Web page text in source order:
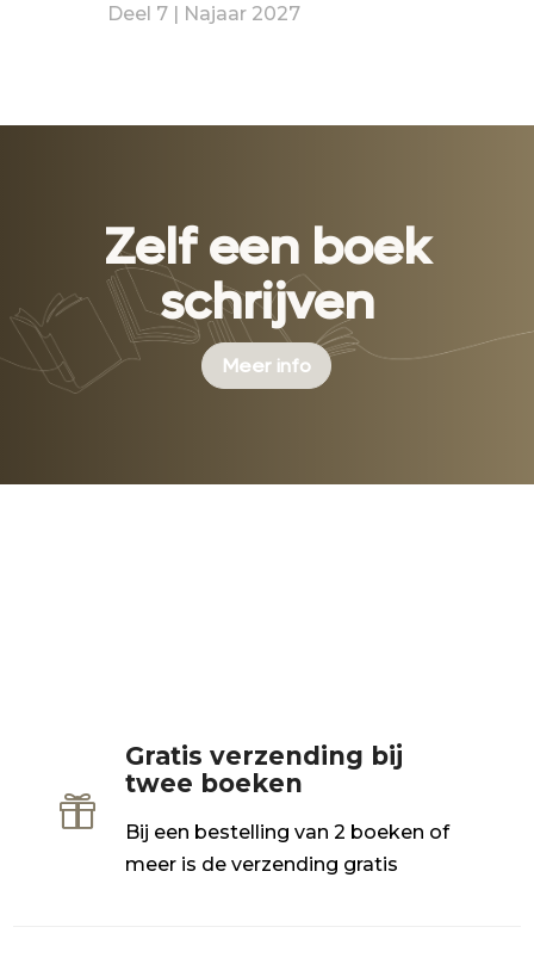
Deel 7 | Najaar 2027
Zelf een boek
schrijven
Meer info

Gratis verzending bij
twee boeken
Bij een bestelling van 2 boeken of
meer is de verzending gratis